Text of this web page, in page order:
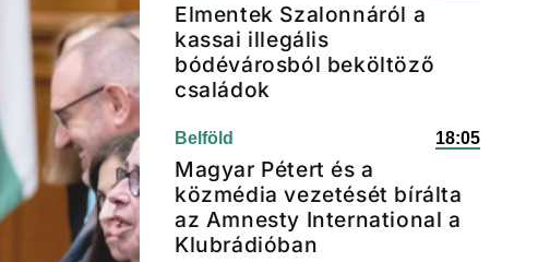
Elmentek Szalonnáról a
kassai illegális
bódévárosból beköltöző
családok
Belföld 18:05
Magyar Pétert és a
közmédia vezetését bírálta
az Amnesty International a
Klubrádióban